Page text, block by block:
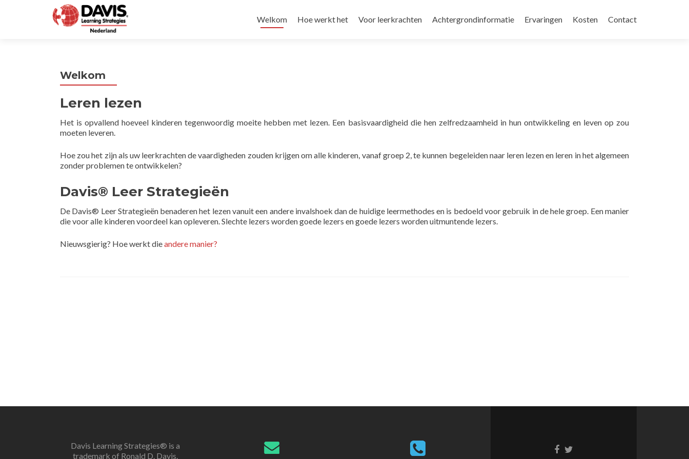
Welkom
Hoe werkt het Voor leerkrachten Achtergrondinformatie Ervaringen Kosten Contact
Welkom
Leren lezen
Het is opvallend hoeveel kinderen tegenwoordig moeite hebben met lezen. Een basisvaardigheid die hen zelfredzaamheid in hun ontwikkeling en leven op zou
moeten leveren.
Hoe zou het zijn als uw leerkrachten de vaardigheden zouden krijgen om alle kinderen, vanaf groep 2, te kunnen begeleiden naar leren lezen en leren in het algemeen
zonder problemen te ontwikkelen?
Davis® Leer Strategieën
De Davis® Leer Strategieën benaderen het lezen vanuit een andere invalshoek dan de huidige leermethodes en is bedoeld voor gebruik in de hele groep. Een manier
die voor alle kinderen voordeel kan opleveren. Slechte lezers worden goede lezers en goede lezers worden uitmuntende lezers.
Nieuwsgierig? Hoe werkt dieandere manier?
Davis Learning Strategies® is a
trademark of Ronald D. Davis.